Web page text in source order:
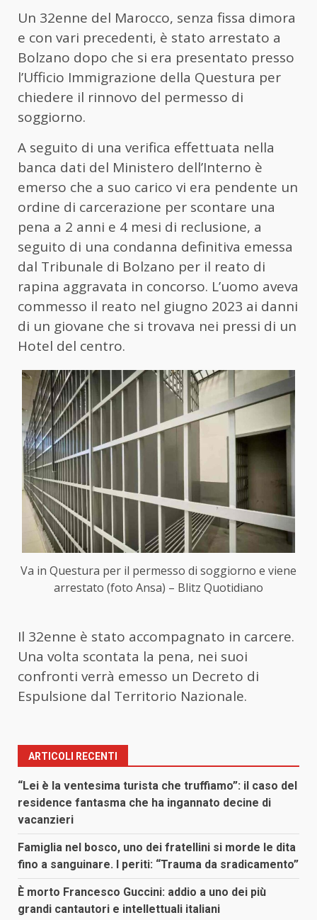
Un 32enne del Marocco, senza fissa dimora
e con vari precedenti, è stato arrestato a
Bolzano dopo che si era presentato presso
l’Ufficio Immigrazione della Questura per
chiedere il rinnovo del permesso di
soggiorno.
A seguito di una verifica effettuata nella
banca dati del Ministero dell’Interno è
emerso che a suo carico vi era pendente un
ordine di carcerazione per scontare una
pena a 2 anni e 4 mesi di reclusione, a
seguito di una condanna definitiva emessa
dal Tribunale di Bolzano per il reato di
rapina aggravata in concorso. L’uomo aveva
commesso il reato nel giugno 2023 ai danni
di un giovane che si trovava nei pressi di un
Hotel del centro.
Va in Questura per il permesso di soggiorno e viene
arrestato (foto Ansa) – Blitz Quotidiano
Il 32enne è stato accompagnato in carcere.
Una volta scontata la pena, nei suoi
confronti verrà emesso un Decreto di
Espulsione dal Territorio Nazionale.
ARTICOLI RECENTI
“Lei è la ventesima turista che truffiamo”: il caso del
residence fantasma che ha ingannato decine di
vacanzieri
Famiglia nel bosco, uno dei fratellini si morde le dita
fino a sanguinare. I periti: “Trauma da sradicamento”
È morto Francesco Guccini: addio a uno dei più
grandi cantautori e intellettuali italiani